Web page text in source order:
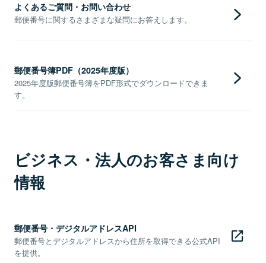
よくあるご質問・お問い合わせ
郵便番号に関するさまざまな疑問にお答えします。
郵便番号簿PDF（2025年度版）
2025年度版郵便番号簿をPDF形式でダウンロードできま
す。
ビジネス・法人のお客さま向け
情報
郵便番号・デジタルアドレスAPI
郵便番号とデジタルアドレスから住所を取得できる公式API
を提供。